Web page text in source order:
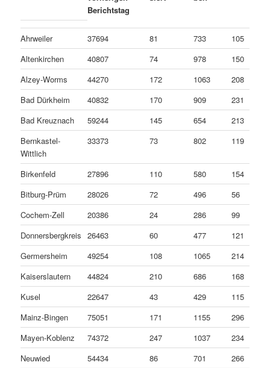
Berichtstag
Ahrweiler 37694 81 733
105
Altenkirchen
40807 74 978
150
Alzey-Worms
44270 172 1063
208
Bad Dürkheim
40832 170 909
231
Bad Kreuznach
59244 145 654
213
Bernkastel-
Wittlich
33373 73 802 119
Birkenfeld 27896 110 580
154
Bitburg-Prüm
28026 72 496
56
Cochem-Zell
20386 24 286
99
Donnersbergkreis 26463 60 477
121
Germersheim
49254 108 1065
214
Kaiserslautern
44824 210 686
168
Kusel
22647 43 429
115
Mainz-Bingen
75051 171 1155
296
Mayen-Koblenz
74372 247 1037
234
Neuwied
54434 86 701
266